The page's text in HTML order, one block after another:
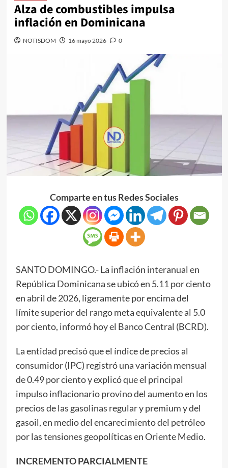
Alza de combustibles impulsa
inflación en Dominicana
NOTISDOM 16 mayo 2026 0
Comparte en tus Redes Sociales
SANTO DOMINGO.- La inflación interanual en
República Dominicana se ubicó en 5.11 por ciento
en abril de 2026, ligeramente por encima del
límite superior del rango meta equivalente al 5.0
por ciento, informó hoy el Banco Central (BCRD).
La entidad precisó que el índice de precios al
consumidor (IPC) registró una variación mensual
de 0.49 por ciento y explicó que el principal
impulso inflacionario provino del aumento en los
precios de las gasolinas regular y premium y del
gasoil, en medio del encarecimiento del petróleo
por las tensiones geopolíticas en Oriente Medio.
INCREMENTO PARCIALMENTE